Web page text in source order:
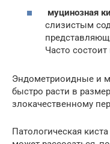
муцинозная
слизистым
Часто
Эндометриоидные и
быстро расти в
злокачественному
Патологическая